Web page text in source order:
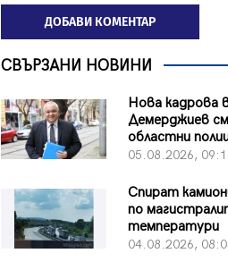
ДОБАВИ КОМЕНТАР
СВЪРЗАНИ НОВИНИ
Нова кадрова
Демерджиев
областни
05.08.2026,
Спират
по
температури
04.08.2026,